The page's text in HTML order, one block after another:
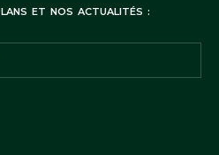
disposition
ET NOS ACTUALITÉS :